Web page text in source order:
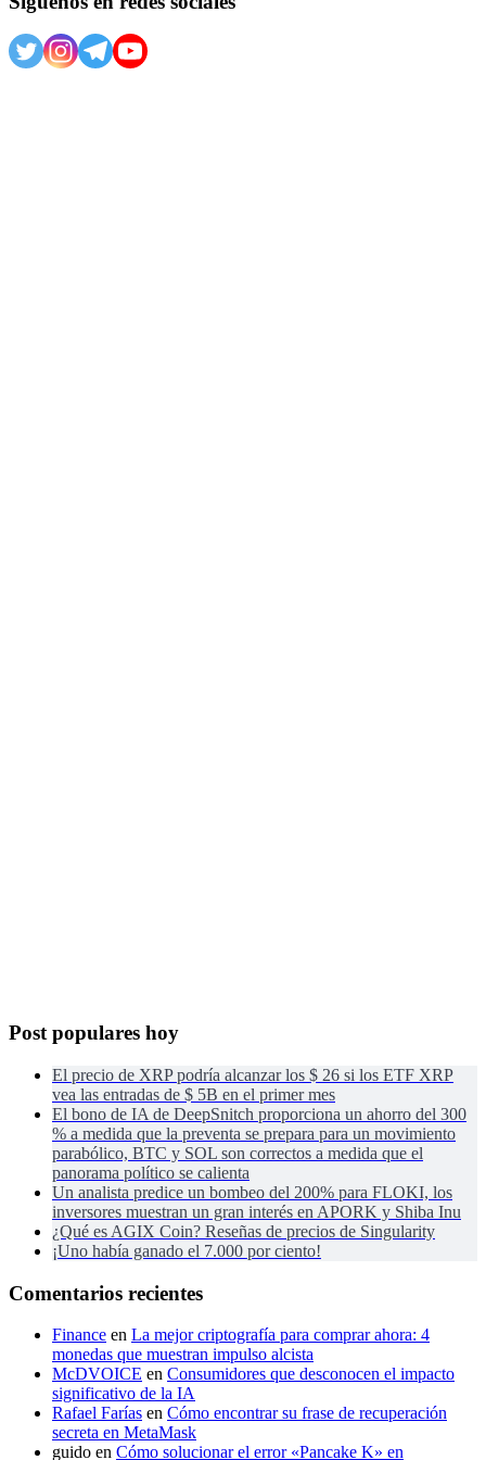
Post populares hoy
El precio de XRP podría alcanzar los $ 26 si los ETF XRP
vea las entradas de $ 5B en el primer mes
El bono de IA de DeepSnitch proporciona un ahorro del 300
% a medida que la preventa se prepara para un movimiento
parabólico, BTC y SOL son correctos a medida que el
panorama político se calienta
Un analista predice un bombeo del 200% para FLOKI, los
inversores muestran un gran interés en APORK y Shiba Inu
¿Qué es AGIX Coin? Reseñas de precios de Singularity
¡Uno había ganado el 7.000 por ciento!
Comentarios recientes
Finance en La mejor criptografía para comprar ahora: 4
monedas que muestran impulso alcista
McDVOICE en Consumidores que desconocen el impacto
significativo de la IA
Rafael Farías en Cómo encontrar su frase de recuperación
secreta en MetaMask
guido en Cómo solucionar el error «Pancake K» en